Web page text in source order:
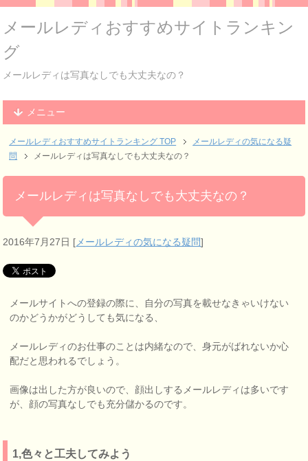
メールレディおすすめサイトランキン
グ
メールレディは写真なしでも大丈夫なの？
メニュー
メールレディおすすめサイトランキング TOP
メールレディの気になる疑
問
メールレディは写真なしでも大丈夫なの？
メールレディは写真なしでも大丈夫なの？
2016年7月27日 [メールレディの気になる疑問]
メールサイトへの登録の際に、自分の写真を載せなきゃいけない
のかどうかがどうしても気になる、
メールレディのお仕事のことは内緒なので、身元がばれないか心
配だと思われるでしょう。
画像は出した方が良いので、顔出しするメールレディは多いです
が、顔の写真なしでも充分儲かるのです。
1,色々と工夫してみよう